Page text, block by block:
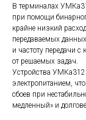
В терминалах
при помощи
крайне низкий
передаваемых
и частоту передачи
от решаемых задач.
Устройства УМКа312
электропитанием,
сбоев при
медленный» и